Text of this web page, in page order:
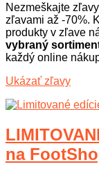
Nezmeškajte
zľavami až -70%.
produkty v zľave
vybraný
každý online
Ukázať zľavy
na